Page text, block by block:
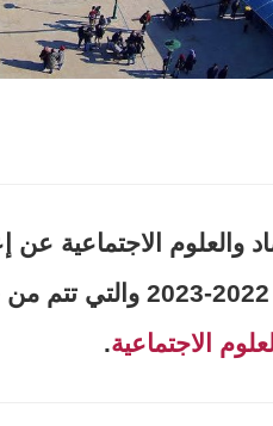
والعلوم الاجتماعية
الاجتماعية.